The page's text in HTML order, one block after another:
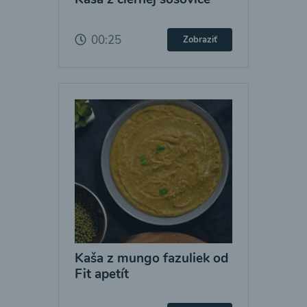
00:25 Zobraziť
Kaša z mungo fazuliek od
Fit apetít